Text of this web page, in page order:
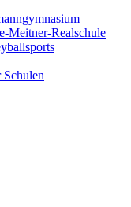
Meitner-Realschule
Schulen